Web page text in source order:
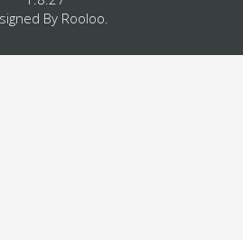
By Rooloo.